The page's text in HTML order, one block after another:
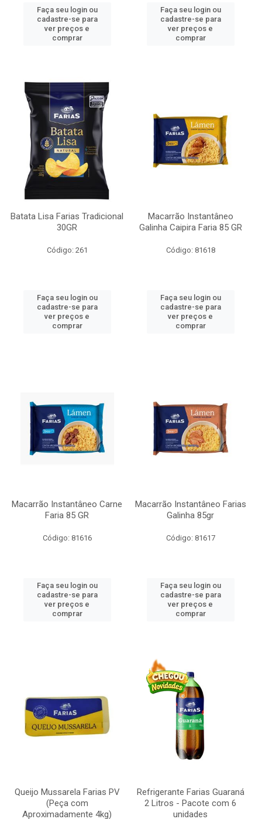
Faça seu login ou
cadastre-se para
ver preços e
comprar
Faça seu login ou
cadastre-se para
ver preços e
comprar
Batata Lisa Farias Tradicional
30GR
Código: 261
Faça seu login ou
cadastre-se para
ver preços e
comprar
Macarrão Instantâneo
Galinha Caipira Faria 85 GR
Código: 81618
Faça seu login ou
cadastre-se para
ver preços e
comprar
Macarrão Instantâneo Carne
Faria 85 GR
Código: 81616
Faça seu login ou
cadastre-se para
ver preços e
comprar
Macarrão Instantâneo Farias
Galinha 85gr
Código: 81617
Faça seu login ou
cadastre-se para
ver preços e
comprar
Queijo Mussarela Farias PV
(Peça com
Aproximadamente 4kg)
Refrigerante Farias Guaraná
2 Litros - Pacote com 6
unidades